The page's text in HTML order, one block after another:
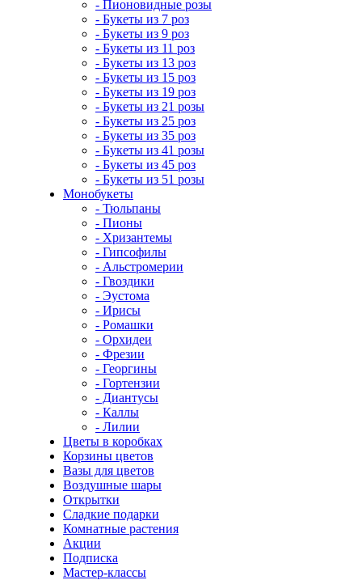
- Пионовидные розы
- Букеты из 7 роз
- Букеты из 9 роз
- Букеты из 11 роз
- Букеты из 13 роз
- Букеты из 15 роз
- Букеты из 19 роз
- Букеты из 21 розы
- Букеты из 25 роз
- Букеты из 35 роз
- Букеты из 41 розы
- Букеты из 45 роз
- Букеты из 51 розы
Монобукеты
- Тюльпаны
- Пионы
- Хризантемы
- Гипсофилы
- Альстромерии
- Гвоздики
- Эустома
- Ирисы
- Ромашки
- Орхидеи
- Фрезии
- Георгины
- Гортензии
- Диантусы
- Каллы
- Лилии
Цветы в коробках
Корзины цветов
Вазы для цветов
Воздушные шары
Открытки
Сладкие подарки
Комнатные растения
Акции
Подписка
Мастер-классы